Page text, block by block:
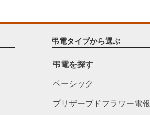
弔電タイプから選ぶ
弔電を探す
ベーシック
プリザーブドフラワー電報